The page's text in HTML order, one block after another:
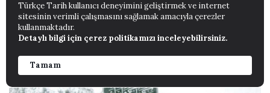
Türkçe Tarih kullanıcı deneyimini geliştirmek ve internet
sitesinin verimli çalışmasını sağlamak amacıyla çerezler
kullanmaktadır.
Detaylı bilgi için çerez politikamızı inceleyebilirsiniz.
Tamam
GÖRSEL TARIH
Hitler’in günlükleri
25 Ekim 2024